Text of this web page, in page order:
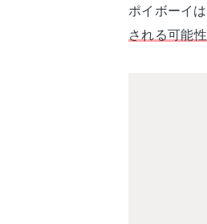
ポイボーイ
される可能